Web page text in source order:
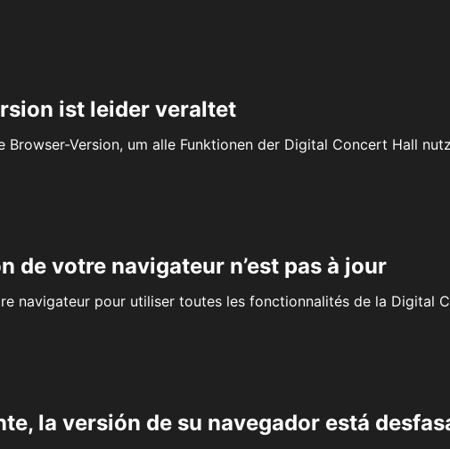
ist leider veraltet
Browser-Version, um alle Funktionen der Digital Concert Hall
de votre navigateur n’est pas à jour
navigateur pour utiliser toutes les fonctionnalités de la Digital
la versión de su navegador está